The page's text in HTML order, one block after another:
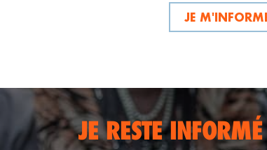
JE
JE RESTE